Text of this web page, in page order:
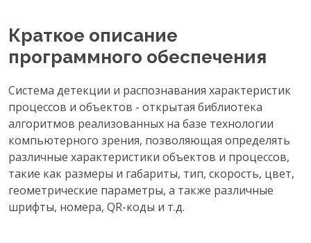
Краткое описание
программного обеспечения
Система детекции и распознавания характеристик
процессов и объектов - открытая библиотека
алгоритмов реализованных на базе технологии
компьютерного зрения, позволяющая определять
различные характеристики объектов и процессов,
такие как размеры и габариты, тип, скорость, цвет,
геометрические параметры, а также различные
шрифты, номера, QR-коды и т.д.